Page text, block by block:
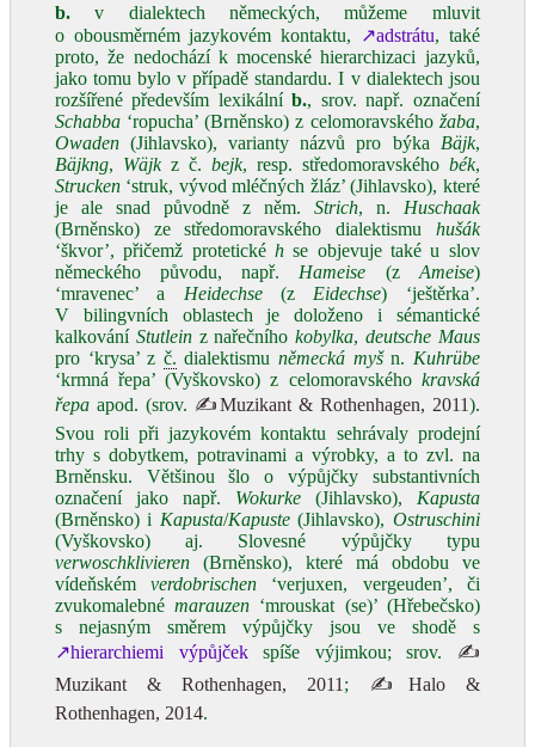
b. v dialektech německých, můžeme mluvit
o obousměrném jazykovém kontaktu,
↗adstrátu, také
proto, že nedochází k mocenské hierarchizaci jazyků,
jako tomu bylo v případě standardu. I v dialektech jsou
rozšířené především lexikálníb., srov. např. označení
Schabba ‘ropucha’ (Brněnsko) z celomoravského žaba,
Owaden (Jihlavsko), varianty názvů pro býka Bäjk,
Bäjkng, Wäjkz č. bejk, resp. středomoravského bék,
Strucken ‘struk, vývod mléčných žláz’ (Jihlavsko), které
je ale snad původně z něm. Strich, n. Huschaak
(Brněnsko) ze středomoravského dialektismu hušák
‘škvor’, přičemž protetickéh se objevuje také u slov
německého původu, např. Hameise (z Ameise)
‘mravenec’ a Heidechse(z Eidechse) ‘ještěrka’.
V bilingvních oblastech je doloženo i sémantické
kalkování Stutleinz nařečníhokobylka, deutsche Maus
pro ‘krysa’ z č. dialektismu německá myšn. Kuhrübe
‘krmná řepa’ (Vyškovsko) z celomoravského kravská
řepa apod. (srov. ✍Muzikant & Rothenhagen, 2011).
Svou roli při jazykovém kontaktu sehrávaly prodejní
trhy s dobytkem, potravinami a výrobky, a to zvl. na
Brněnsku. Většinou šlo o výpůjčky substantivních
označení jako např. Wokurke(Jihlavsko), Kapusta
(Brněnsko) i Kapusta/Kapuste(Jihlavsko), Ostruschini
(Vyškovsko) aj. Slovesné výpůjčky typu
verwoschklivieren (Brněnsko), které má obdobu ve
vídeňskémverdobrischen ʻverjuxen, vergeuden’, či
zvukomalebnémarauzen ‘mrouskat (se)’ (Hřebečsko)
s nejasným směrem výpůjčky jsou ve shodě s
↗hierarchiemi výpůjčekspíše výjimkou; srov. ✍
Muzikant & Rothenhagen, 2011 ; ✍Halo &
Rothenhagen, 2014.